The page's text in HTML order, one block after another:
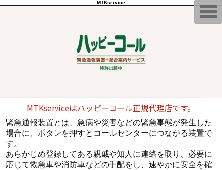
MTKservice
MTKserviceはハッピーコール正規代理店です。
緊急通報装置とは、急病や災害などの緊急事態が発生した
場合に、ボタンを押すとコールセンターにつながる装置で
す。
あらかじめ登録してある親戚や知人に連絡を取り、必要に
応じて救急車や消防車などの手配をし、速やかに安全を確
T
o
g
n